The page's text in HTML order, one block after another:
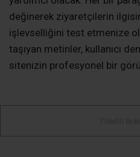
değinerek ziyaretçilerin
işlevselliğini test etmenize
taşıyan metinler, kullanıcı
sitenizin profesyonel bir